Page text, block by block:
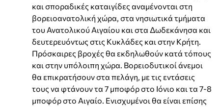
και σποραδικές καταιγίδες αναμένονται στη
βορειοανατολική χώρα, στα νησιωτικά τμήματα
του Ανατολικού Αιγαίου και στα Δωδεκάνησα και
δευτερευόντως στις Κυκλάδες και στην Κρήτη.
Πρόσκαιρες βροχές θα εκδηλωθούν κατά τόπους
και στην υπόλοιπη χώρα. Βορειοδυτικοί άνεμοι
θα επικρατήσουν στα πελάγη, με τις εντάσεις
τους να φτάνουν τα 7 μποφόρ στο Ιόνιο και τα 7-8
μποφόρ στο Αιγαίο. Ενισχυμένοι θα είναι επίσης